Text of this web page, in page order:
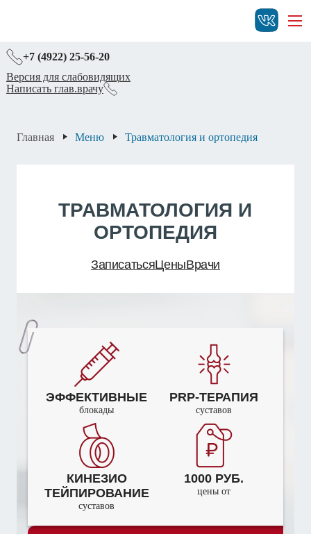
+7 (4922) 25-56-20
Версия для слабовидящих
Написать глав.врачу
Главная Меню Травматология и ортопедия
ТРАВМАТОЛОГИЯ И
ОРТОПЕДИЯ
ЗаписатьсяЦеныВрачи
ЭФФЕКТИВНЫЕ
блокады
PRP-ТЕРАПИЯ
суставов
КИНЕЗИО
ТЕЙПИРОВАНИЕ
суставов
1000 РУБ.
цены от